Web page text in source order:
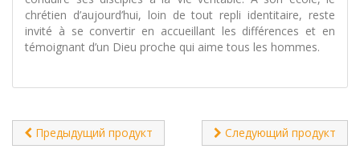
chrétien d’aujourd’hui, loin de tout repli identitaire, reste
invité à se convertir en accueillant les différences et en
témoignant d’un Dieu proche qui aime tous les hommes.
Предыдущий продукт Следующий продукт